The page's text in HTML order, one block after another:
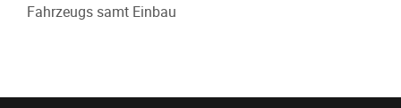
Fahrzeugs samt Einbau